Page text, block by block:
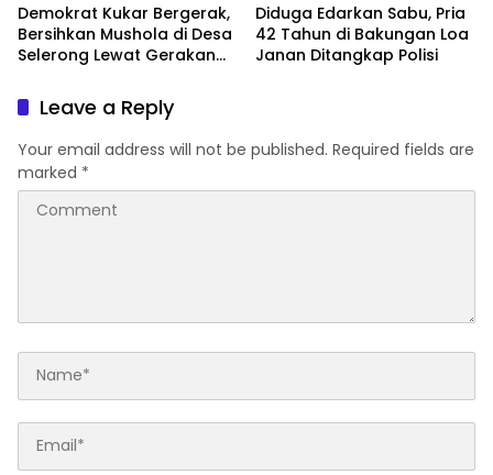
Demokrat Kukar Bergerak,
Bersihkan Mushola di Desa
Selerong Lewat Gerakan
Diduga Edarkan Sabu, Pria
42 Tahun di Bakungan Loa
Janan Ditangkap Polisi
Leave a Reply
Your email address will not be published. Required fields are
marked *